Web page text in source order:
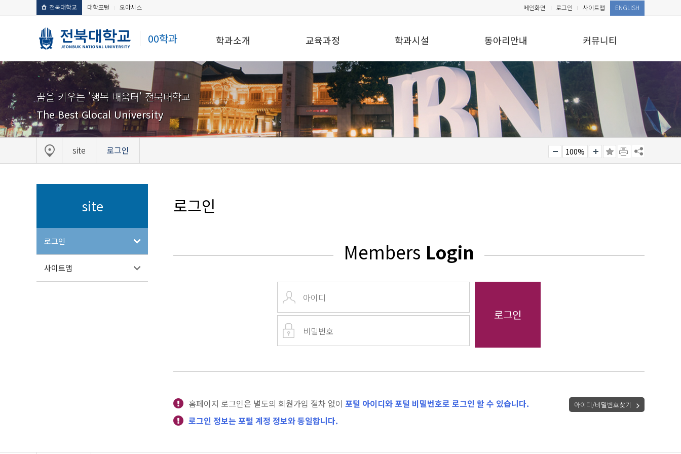
전북대학교 대학포털 오아시스
00학과
메인화면 로그인 사이트맵 ENGLISH
학과소개 교육과정 학과시설 동아리안내 커뮤니티
꿈을 키우는 '행복 배움터' 전북대학교
The Best Glocal University
site 로그인 100%
site
로그인
사이트맵
로그인
Members Login
홈페이지 로그인은 별도의 회원가입 절차 없이 포털 아이디와 포털 비밀번호로 로그인 할 수 있습니다.
로그인 정보는 포털 계정 정보와 동일합니다.
아이디/비밀번호찾기